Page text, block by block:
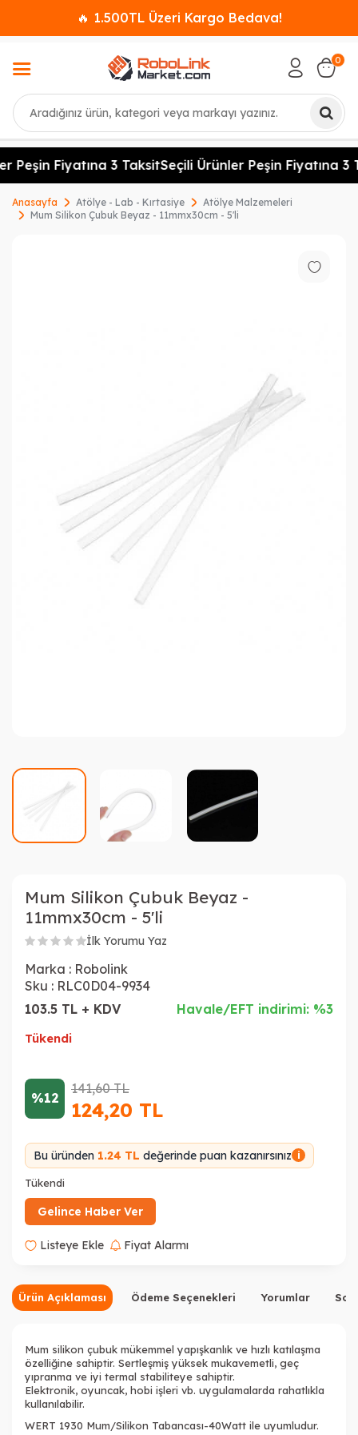
🔥 1.500TL Üzeri Kargo Bedava!
Ara
0
Peşin Fiyatına 3 TaksitSeçili Ürünler Peşin Fiyatına 3
Anasayfa Atölye - Lab - Kırtasiye
Atölye Malzemeleri
Mum Silikon Çubuk Beyaz - 11mmx30cm - 5'li
Mum Silikon Çubuk Beyaz -
11mmx30cm - 5'li
İlk Yorumu Yaz
Marka : Robolink
Sku : RLC0D04-9934
103.5 TL + KDV
Havale/EFT indirimi: %3
Tükendi
%12
141,60TL
124,20 TL
Bu üründen 1.24 TL değerinde puan kazanırsınız i
Tükendi
Gelince Haber Ver
Listeye Ekle Fiyat Alarmı
Ürün Açıklaması Ödeme Seçenekleri Yorumlar
Mum silikon çubuk mükemmel yapışkanlık ve hızlı katılaşma
özelliğine sahiptir. Sertleşmiş yüksek mukavemetli, geç
yıpranma ve iyi termal stabiliteye sahiptir.
Elektronik, oyuncak, hobi işleri vb. uygulamalarda rahatlıkla
kullanılabilir.
WERT 1930 Mum/Silikon Tabancası-40Watt ile uyumludur.